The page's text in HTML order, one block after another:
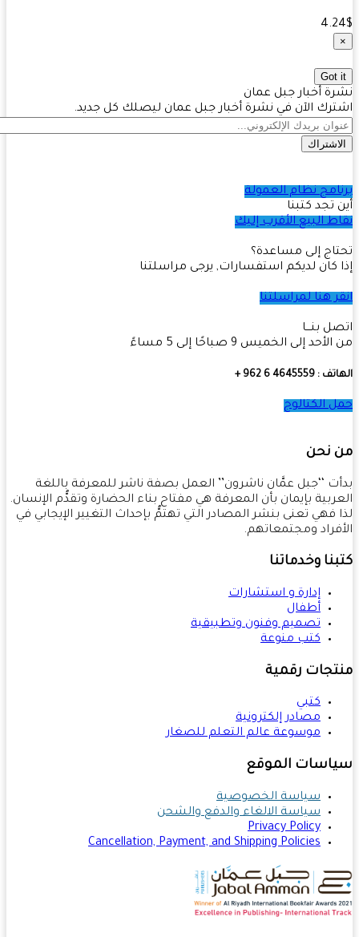
أخبار جبل عمان
الآن في نشرة أخبار جبل عمان ليصلك كل جديد.
نظام العمولة
تجد كتبنا
البيع الأقرب إليك
إلى مساعدة؟
كان لديكم استفسارات, يرجى مراسلتنا
هنا لمراسلتنا
بنـــا
إلى الخميس 9 صباحًا إلى 5 مساءً
6 962 +
الكتالوج
نحن
‘‘جبل عمَّان ناشرون’’ العمل بصفة ناشر للمعرفة باللغة
بإيمان بأن المعرفة هي مفتاح بناء الحضارة وتقدُّم الإنسان.
فهي تعنى بنشر المصادر التي تهتمُّ بإحداث التغيير الإيجابي في
ومجتمعاتهم.
وخدماتنا
إدارة و استشارات
أطفال
تصميم وفنون وتطبيقية
كتب منوعة
رقمية
كتبي
مصادر إلكترونية
موسوعة عالم التعلم للصغار
الموقع
سياسة الخصوصية
سياسة الالغاء والدفع والشحن
Privacy Policy
Cancellation, Payment, and Shipping Policies